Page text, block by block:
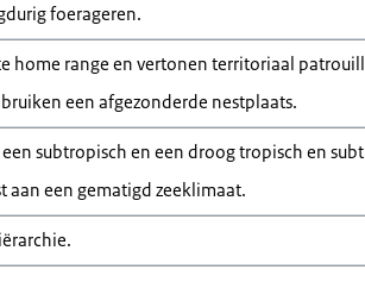
foerageren.
home range en vertonen territoriaal
een afgezonderde nestplaats.
subtropisch en een droog tropisch en
aan een gematigd zeeklimaat.